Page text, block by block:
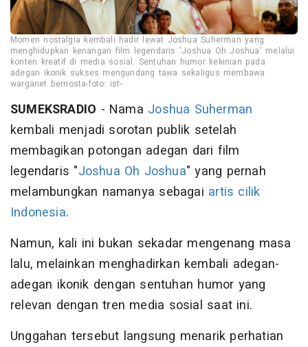
Momen nostalgia kembali hadir lewat Joshua Suherman yang
menghidupkan kenangan film legendaris 'Joshua Oh Joshua' melalui
konten kreatif di media sosial. Sentuhan humor kekinian pada
adegan ikonik sukses mengundang tawa sekaligus membawa
warganet bernosta-foto: ist-
SUMEKSRADIO - Nama Joshua Suherman
kembali menjadi sorotan publik setelah
membagikan potongan adegan dari film
legendaris "Joshua Oh Joshua" yang pernah
melambungkan namanya sebagai artis cilik
Indonesia.
Namun, kali ini bukan sekadar mengenang masa
lalu, melainkan menghadirkan kembali adegan-
adegan ikonik dengan sentuhan humor yang
relevan dengan tren media sosial saat ini.
Unggahan tersebut langsung menarik perhatian